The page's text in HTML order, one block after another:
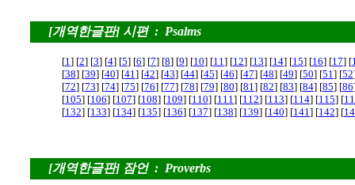
[개역한글판] 시편 : Psalms
[1] [2] [3] [4] [5] [6] [7] [8] [9] [10] [11] [12] [13] [14] [15] [16] [17] [
[38] [39] [40] [41] [42] [43] [44] [45] [46] [47] [48] [49] [50] [51] [52
[72] [73] [74] [75] [76] [77] [78] [79] [80] [81] [82] [83] [84] [85] [86
[105] [106] [107] [108] [109] [110] [111] [112] [113] [114] [115] [
[132] [133] [134] [135] [136] [137] [138] [139] [140] [141] [142] [
[개역한글판] 잠언 : Proverbs